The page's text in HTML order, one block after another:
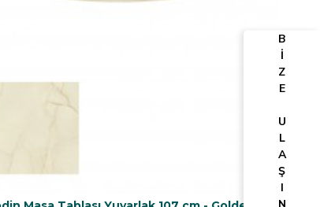
B
İ
Z
E
U
L
A
Ş
I